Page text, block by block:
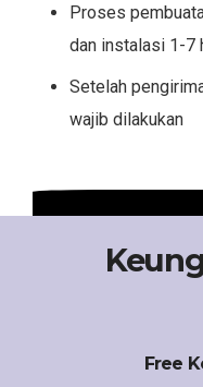
Proses
dan instalasi 1-7
Setelah
wajib dilakukan
Free